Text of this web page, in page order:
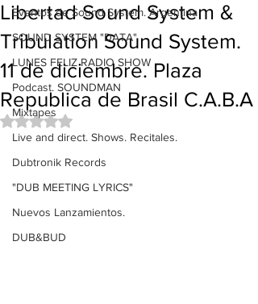
Eventos de Sound System. Argentina
SOUND SYSTEM "DATA"
LUNES FELIZ RADIO SHOW
Podcast. SOUNDMAN
Mixtapes
Live and direct. Shows. Recitales.
Dubtronik Records
"DUB MEETING LYRICS"
Nuevos Lanzamientos.
DUB&BUD
Libertad Sound System &
Tribulation Sound System.
11 de diciembre. Plaza
Republica de Brasil C.A.B.A
Obtuvo NaN de 5 estrellas.